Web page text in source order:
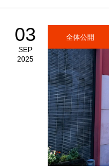
03
SEP
2025
全体公開